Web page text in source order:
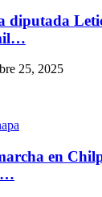
diputada
25, 2025
en